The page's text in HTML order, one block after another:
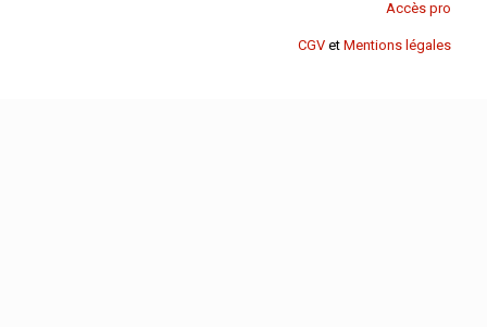
Accès pro
CGV et Mentions légales